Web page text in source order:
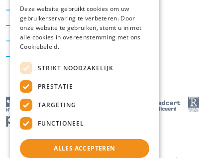
Aankoop
Taxatie
Hypotheken
Deze website gebruikt cookies om uw
gebruikerservaring te verbeteren. Door
onze website te gebruiken, stemt u in met
alle cookies in overeenstemming met ons
Cookiebeleid.
STRIKT NOODZAKELIJK
PRESTATIE
TARGETING
FUNCTIONEEL
ALLES ACCEPTEREN